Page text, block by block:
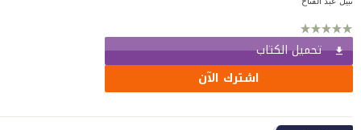
تحميل الكتاب
اشترك الآن